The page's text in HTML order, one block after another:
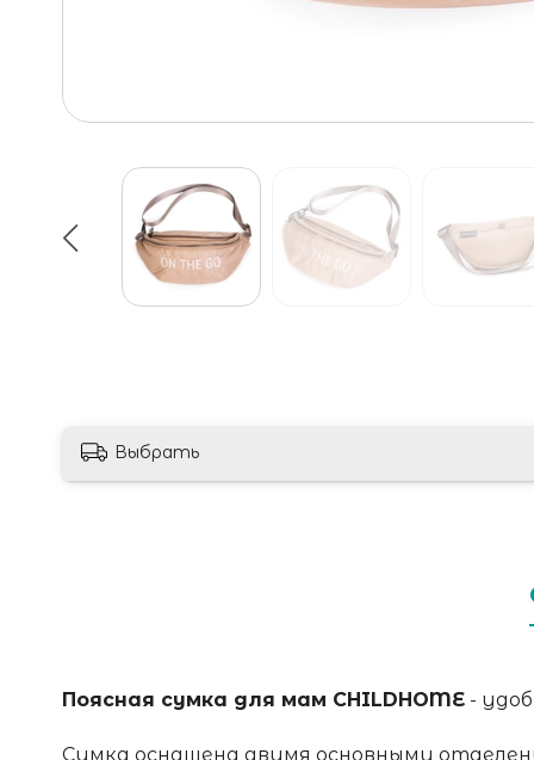
Выбрать
Поясная сумка для мам CHILDHOME -
Сумка оснащена двумя основными